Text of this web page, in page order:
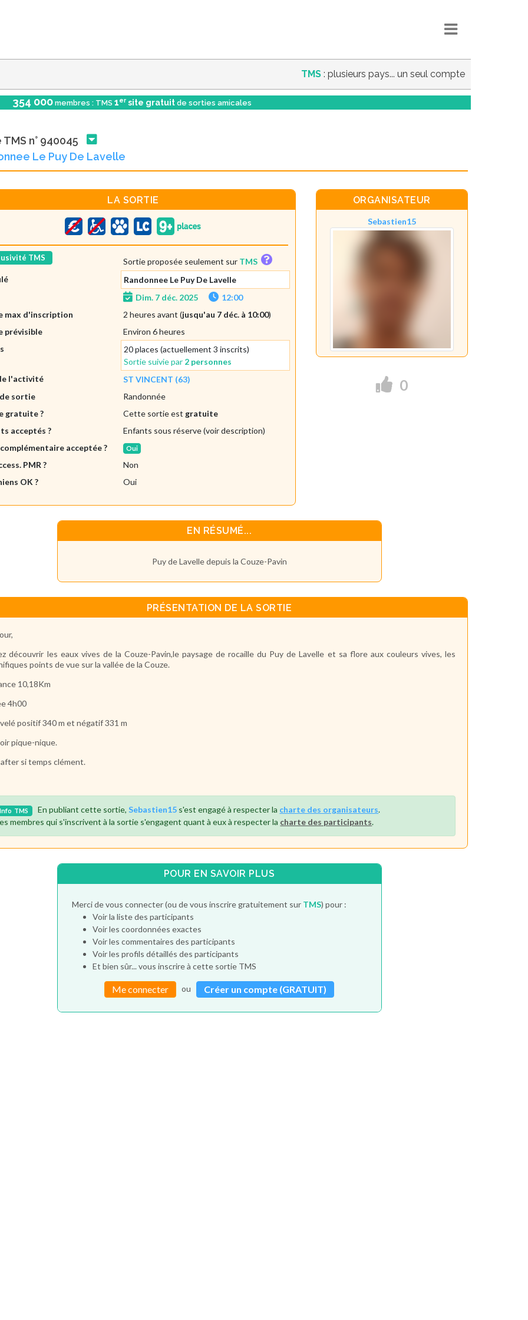
TMS : plusieurs pays... un seul compte
354 000 membres : TMS 1er site gratuit de sorties amicales
n° 940045
Le Puy De Lavelle
LA SORTIE
TMS Sortie proposée seulement sur TMS
Randonnee Le Puy De Lavelle
Dim. 7 déc. 2025
12:00
max d'inscription
2 heures avant (jusqu'au 7 déc. à 10:00)
prévisible
Environ 6 heures
20 places (actuellement 3 inscrits)
Sortie suivie par 2 personnes
l'activité
ST VINCENT (63)
sortie
Randonnée
gratuite ?
Cette sortie est gratuite
acceptés ?
Enfants sous réserve (voir description)
acceptée ?
Oui
PMR ?
Non
OK ?
Oui
ORGANISATEUR
Sebastien15
0
EN RÉSUMÉ...
Puy de Lavelle depuis la Couze-Pavin
PRÉSENTATION DE LA SORTIE
découvrir les eaux vives de la Couze-Pavin,le paysage de rocaille du Puy de Lavelle et sa flore aux couleurs vives, les
points de vue sur la vallée de la Couze.
10,18Km
4h00
positif 340 m et négatif 331 m
pique-nique.
si temps clément.
TMS En publiant cette sortie,Sebastien15 s'est engagé à respecter la charte des organisateurs.
membres qui s'inscrivent à la sortie s'engagent quant à eux à respecter la charte des participants.
POUR EN SAVOIR PLUS
Merci de vous connecter (ou de vous inscrire gratuitement sur TMS) pour :
Voir la liste des participants
Voir les coordonnées exactes
Voir les commentaires des participants
Voir les profils détaillés des participants
Et bien sûr... vous inscrire à cette sortie TMS
Me connecter ou Créer un compte (GRATUIT)